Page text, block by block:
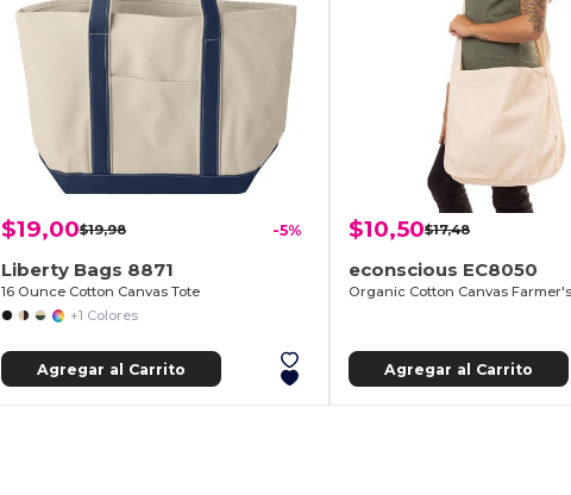
$19,00$19,98 -5%
Liberty Bags 8871
16 Ounce Cotton Canvas Tote
+1 Colores
Agregar al Carrito
$10,50$17,48
econscious EC8050
Organic Cotton Canvas
Agregar al Carrito